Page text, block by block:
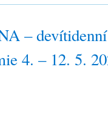
–
4. – 12. 5.